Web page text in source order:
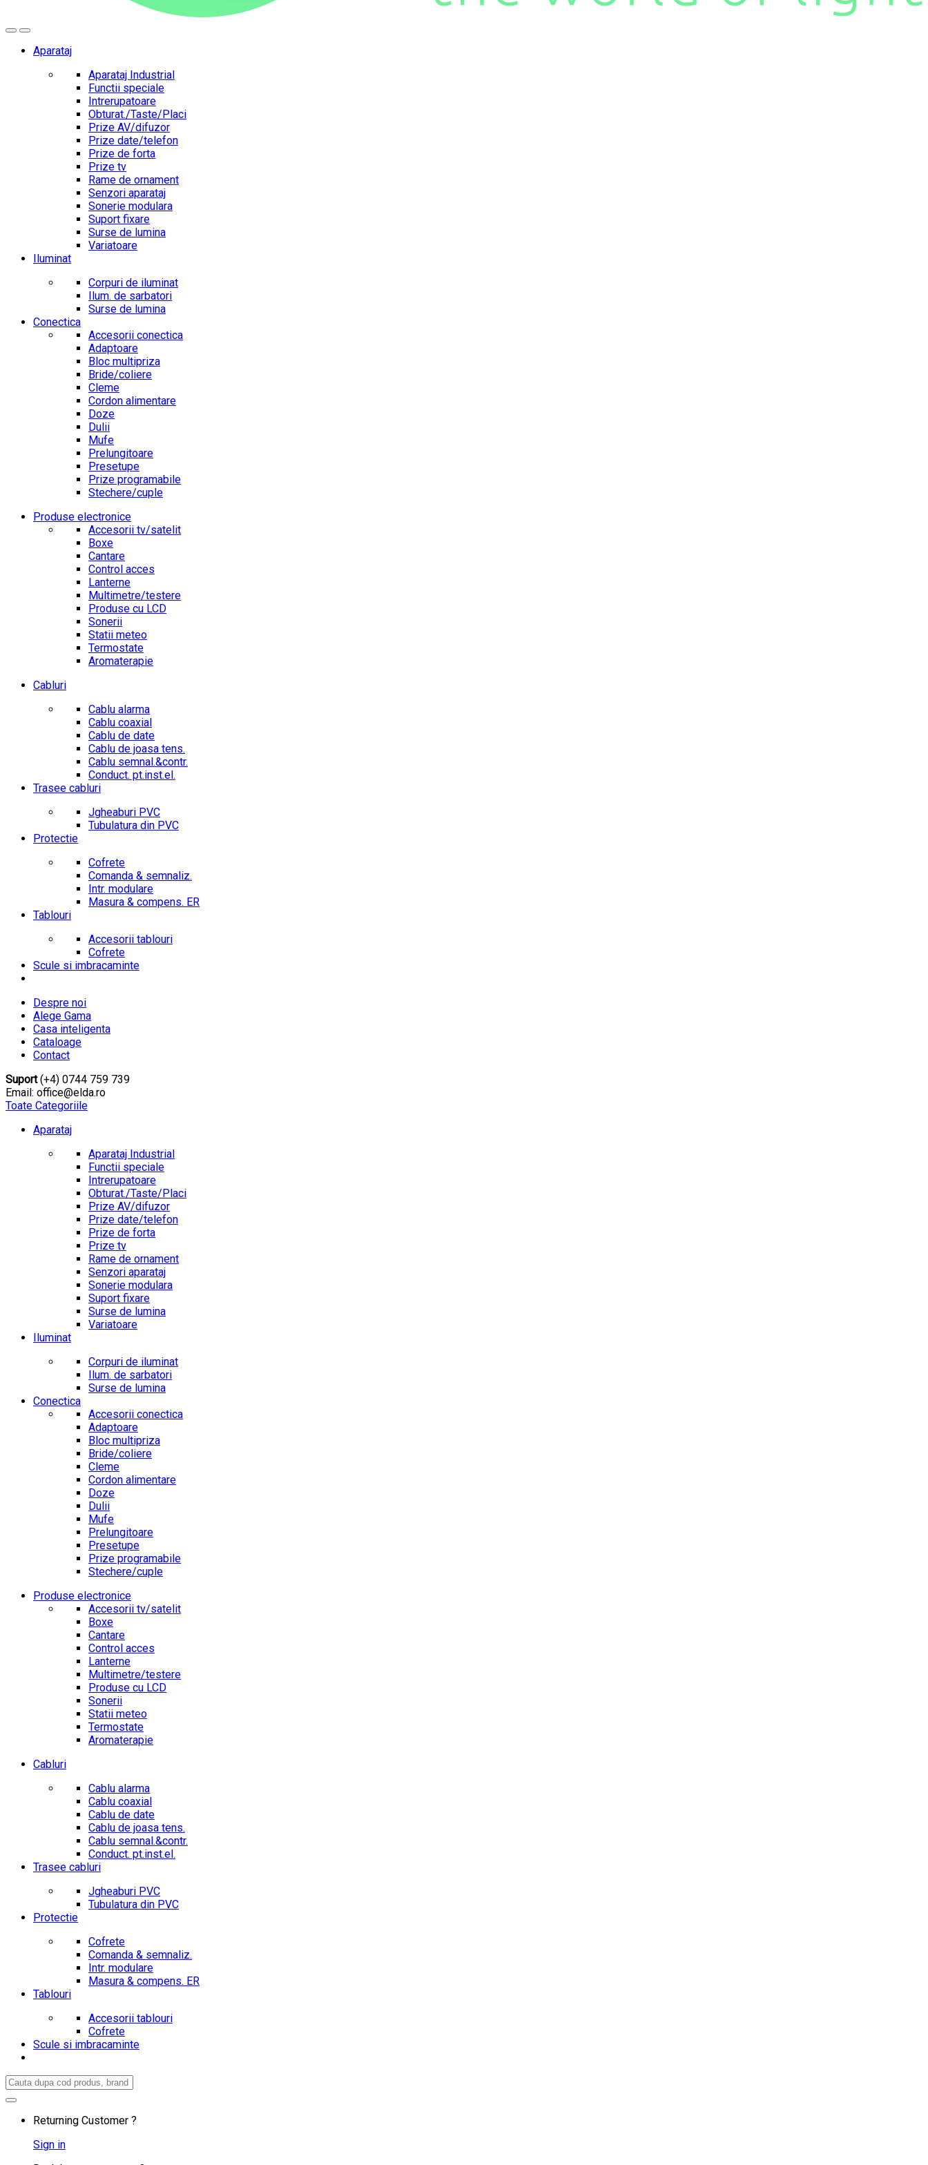
Aparataj
Aparataj Industrial
Functii speciale
Intrerupatoare
Obturat./Taste/Placi
Prize AV/difuzor
Prize date/telefon
Prize de forta
Prize tv
Rame de ornament
Senzori aparataj
Sonerie modulara
Suport fixare
Surse de lumina
Variatoare
Iluminat
Corpuri de iluminat
Ilum. de sarbatori
Surse de lumina
Conectica
Accesorii conectica
Adaptoare
Bloc multipriza
Bride/coliere
Cleme
Cordon alimentare
Doze
Dulii
Mufe
Prelungitoare
Presetupe
Prize programabile
Stechere/cuple
Produse electronice
Accesorii tv/satelit
Boxe
Cantare
Control acces
Lanterne
Multimetre/testere
Produse cu LCD
Sonerii
Statii meteo
Termostate
Aromaterapie
Cabluri
Cablu alarma
Cablu coaxial
Cablu de date
Cablu de joasa tens.
Cablu semnal.&contr.
Conduct. pt.inst.el.
Trasee cabluri
Jgheaburi PVC
Tubulatura din PVC
Protectie
Cofrete
Comanda & semnaliz.
Intr. modulare
Masura & compens. ER
Tablouri
Accesorii tablouri
Cofrete
Scule si imbracaminte
Despre noi
Alege Gama
Casa inteligenta
Cataloage
Contact
Suport(+4) 0744 759 739
Email: office@elda.ro
Toate Categoriile
Aparataj
Aparataj Industrial
Functii speciale
Intrerupatoare
Obturat./Taste/Placi
Prize AV/difuzor
Prize date/telefon
Prize de forta
Prize tv
Rame de ornament
Senzori aparataj
Sonerie modulara
Suport fixare
Surse de lumina
Variatoare
Iluminat
Corpuri de iluminat
Ilum. de sarbatori
Surse de lumina
Conectica
Accesorii conectica
Adaptoare
Bloc multipriza
Bride/coliere
Cleme
Cordon alimentare
Doze
Dulii
Mufe
Prelungitoare
Presetupe
Prize programabile
Stechere/cuple
Produse electronice
Accesorii tv/satelit
Boxe
Cantare
Control acces
Lanterne
Multimetre/testere
Produse cu LCD
Sonerii
Statii meteo
Termostate
Aromaterapie
Cabluri
Cablu alarma
Cablu coaxial
Cablu de date
Cablu de joasa tens.
Cablu semnal.&contr.
Conduct. pt.inst.el.
Trasee cabluri
Jgheaburi PVC
Tubulatura din PVC
Protectie
Cofrete
Comanda & semnaliz.
Intr. modulare
Masura & compens. ER
Tablouri
Accesorii tablouri
Cofrete
Scule si imbracaminte
Search
for:
Returning Customer ?
Sign in